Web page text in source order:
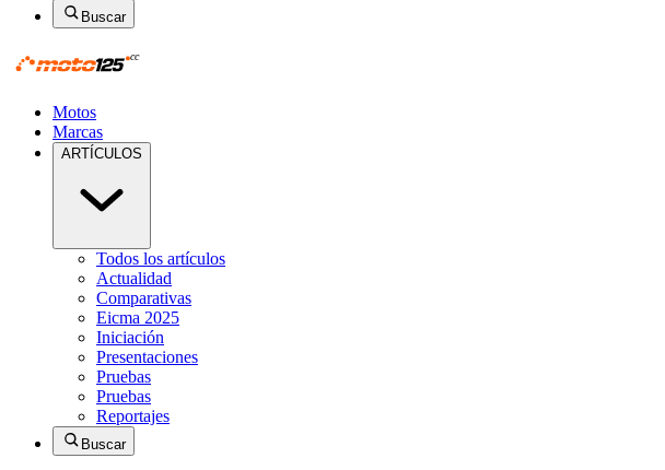
Buscar
Motos
Marcas
ARTÍCULOS
Todos los artículos
Actualidad
Comparativas
Eicma 2025
Iniciación
Presentaciones
Pruebas
Pruebas
Reportajes
Buscar